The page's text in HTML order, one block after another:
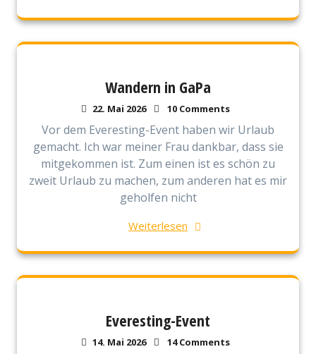
Wandern in GaPa
22. Mai 2026 10 Comments
Vor dem Everesting-Event haben wir Urlaub
gemacht. Ich war meiner Frau dankbar, dass sie
mitgekommen ist. Zum einen ist es schön zu
zweit Urlaub zu machen, zum anderen hat es mir
geholfen nicht
Weiterlesen
Everesting-Event
14. Mai 2026 14 Comments